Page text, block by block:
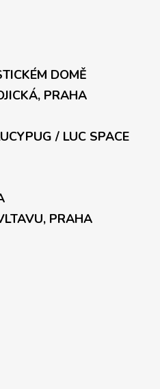
DOMĚ
PRAHA
/ LUC SPACE
PRAHA